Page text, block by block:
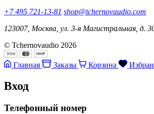
+7 495 721-13-81 shop@tchernovaudio.com
123007, Москва, ул. 3-я Магистральная, д.
© Tchernovaudio 2026
Главная Заказы Корзина
Вход
Телефонный номер